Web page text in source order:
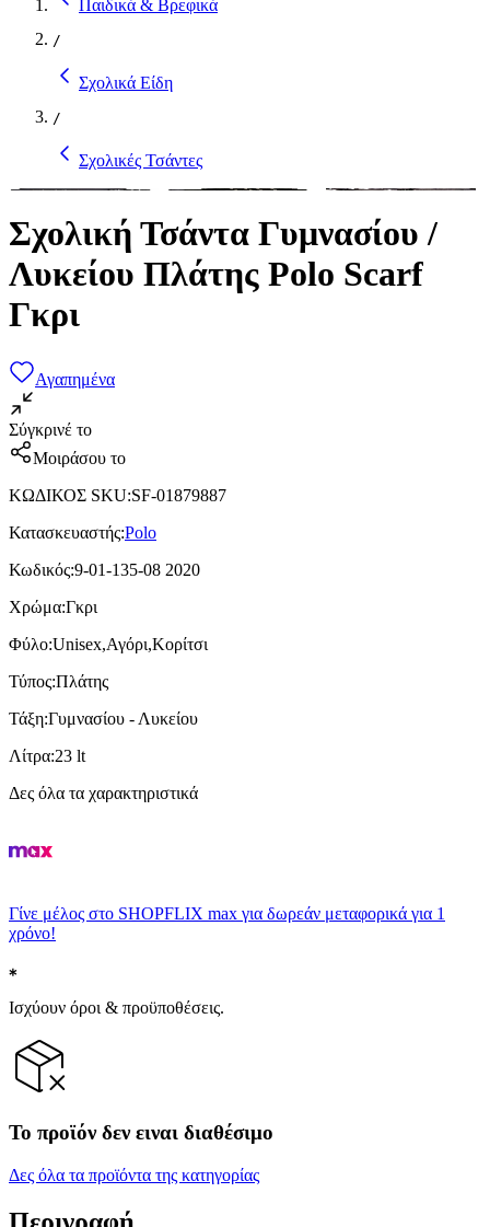
Παιδικά & Βρεφικά
/
Σχολικά Είδη
/
Σχολικές Τσάντες
Σχολική Τσάντα Γυμνασίου /
Λυκείου Πλάτης Polo Scarf
Γκρι
Αγαπημένα
Σύγκρινέ το
Μοιράσου το
ΚΩΔΙΚΟΣ SKU:SF-01879887
Κατασκευαστής:Polo
Κωδικός:9-01-135-08 2020
Χρώμα:Γκρι
Φύλο:Unisex,Αγόρι,Κορίτσι
Τύπος:Πλάτης
Τάξη:Γυμνασίου - Λυκείου
Λίτρα:23 lt
Δες όλα τα χαρακτηριστικά
Γίνε μέλος στο SHOPFLIX max για δωρεάν μεταφορικά για 1
χρόνο!
Ισχύουν όροι & προϋποθέσεις.
Το προϊόν δεν ειναι διαθέσιμο
Δες όλα τα προϊόντα της κατηγορίας